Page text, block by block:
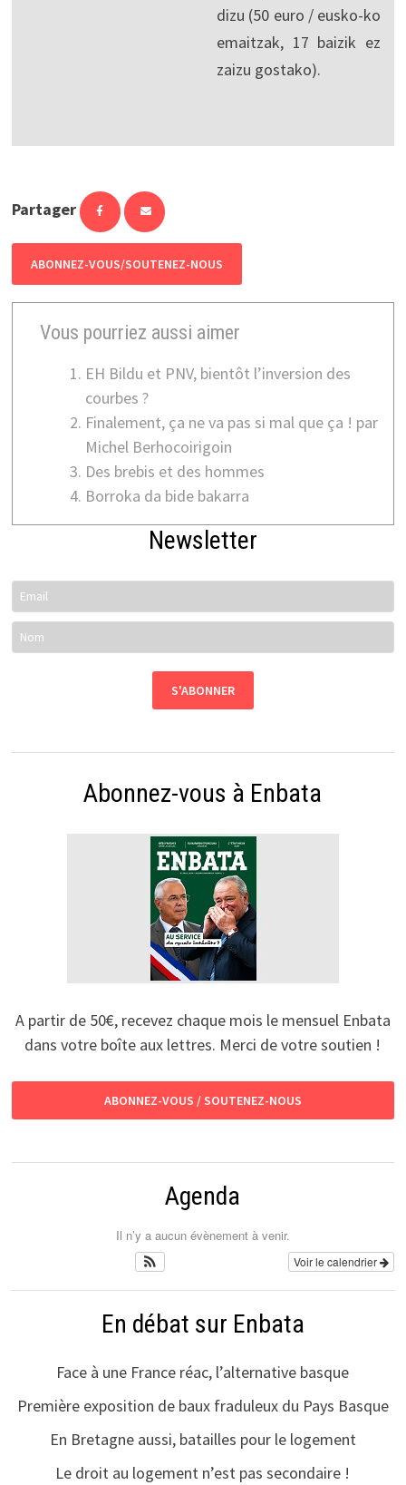
dizu (50 euro / eusko-ko
emaitzak, 17 baizik ez
zaizu gostako).
Partager
ABONNEZ-VOUS/SOUTENEZ-NOUS
Vous pourriez aussi aimer
EH Bildu et PNV, bientôt l’inversion des
courbes ?
Finalement, ça ne va pas si mal que ça ! par
Michel Berhocoirigoin
Des brebis et des hommes
Borroka da bide bakarra
Newsletter
Abonnez-vous à Enbata
A partir de 50€, recevez chaque mois le mensuel Enbata
dans votre boîte aux lettres. Merci de votre soutien !
ABONNEZ-VOUS / SOUTENEZ-NOUS
Agenda
Il n’y a aucun évènement à venir.
Voir le calendrier
En débat sur Enbata
Face à une France réac, l’alternative basque
Première exposition de baux fraduleux du Pays Basque
En Bretagne aussi, batailles pour le logement
Le droit au logement n’est pas secondaire !